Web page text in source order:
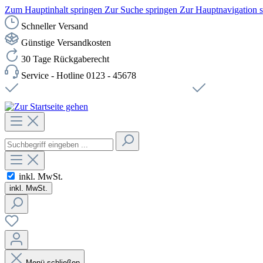
Zum Hauptinhalt springen Zur Suche springen Zur Hauptnavigation
Schneller Versand
Günstige Versandkosten
30 Tage Rückgaberecht
Service - Hotline 0123 - 45678
inkl. MwSt.
inkl. MwSt.